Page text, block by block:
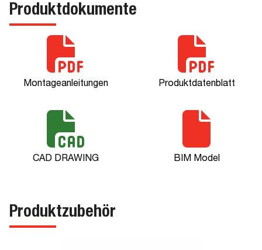
Produktdokumente
Montageanleitungen Produktdatenblatt
CAD DRAWING BIM Model
Produktzubehör